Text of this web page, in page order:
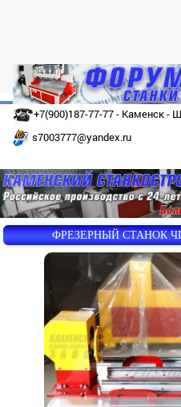
+7(900)187-77-77 - Каменск -
s7003777@yandex.ru
ФРЕЗЕРНЫЙ СТАНОК